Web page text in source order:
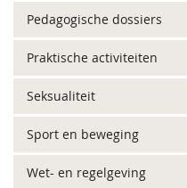
Pedagogische dossiers
Praktische activiteiten
Seksualiteit
Sport en beweging
Wet- en regelgeving